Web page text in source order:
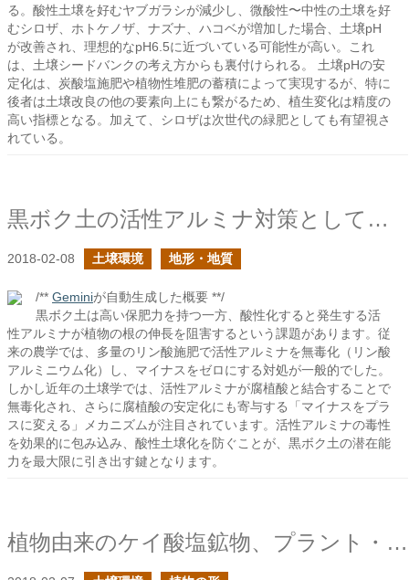
る。酸性土壌を好むヤブガラシが減少し、微酸性〜中性の土壌を好
むシロザ、ホトケノザ、ナズナ、ハコベが増加した場合、土壌pH
が改善され、理想的なpH6.5に近づいている可能性が高い。これ
は、土壌シードバンクの考え方からも裏付けられる。 土壌pHの安
定化は、炭酸塩施肥や植物性堆肥の蓄積によって実現するが、特に
後者は土壌改良の他の要素向上にも繋がるため、植生変化は精度の
高い指標となる。加えて、シロザは次世代の緑肥としても有望視さ
れている。
黒ボク土の活性アルミナ対策としてのリン酸施肥
2018-02-08 土壌環境 地形・地質
/** Geminiが自動生成した概要 **/
黒ボク土は高い保肥力を持つ一方、酸性化すると発生する活
性アルミナが植物の根の伸長を阻害するという課題があります。従
来の農学では、多量のリン酸施肥で活性アルミナを無毒化（リン酸
アルミニウム化）し、マイナスをゼロにする対処が一般的でした。
しかし近年の土壌学では、活性アルミナが腐植酸と結合することで
無毒化され、さらに腐植酸の安定化にも寄与する「マイナスをプラ
スに変える」メカニズムが注目されています。活性アルミナの毒性
を効果的に包み込み、酸性土壌化を防ぐことが、黒ボク土の潜在能
力を最大限に引き出す鍵となります。
植物由来のケイ酸塩鉱物、プラント・オパール